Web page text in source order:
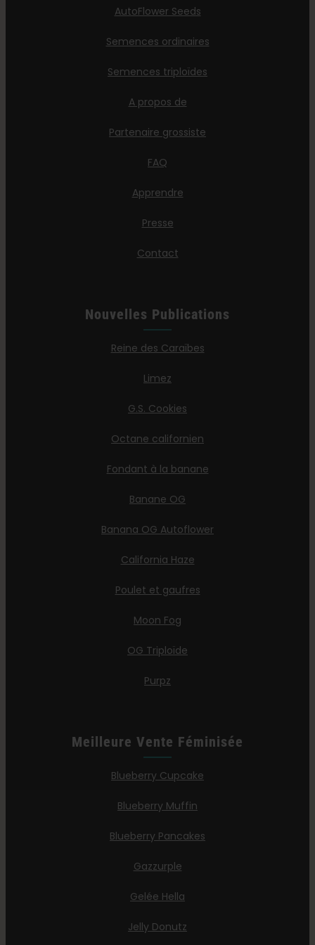
AutoFlower Seeds
Semences ordinaires
Semences triploïdes
A propos de
Partenaire grossiste
FAQ
Apprendre
Presse
Contact
Nouvelles Publications
Reine des Caraïbes
Limez
G.S. Cookies
Octane californien
Fondant à la banane
Banane OG
Banana OG Autoflower
California Haze
Poulet et gaufres
Moon Fog
OG Triploïde
Purpz
Meilleure Vente Féminisée
Blueberry Cupcake
Blueberry Muffin
Blueberry Pancakes
Gazzurple
Gelée Hella
Jelly Donutz